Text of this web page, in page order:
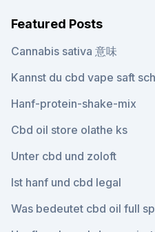
Featured Posts
Cannabis sativa 意味
Kannst du cbd vape saft
Hanf-protein-shake-mix
Cbd oil store olathe ks
Unter cbd und zoloft
Ist hanf und cbd legal
Was bedeutet cbd oil full